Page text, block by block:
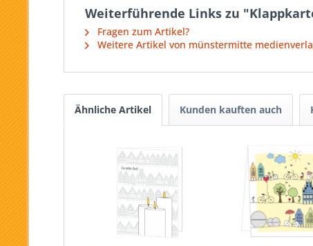
Weiterführende Links zu
Fragen zum Artikel?
Weitere Artikel von münstermitte
Ähnliche Artikel Kunden kauften auch